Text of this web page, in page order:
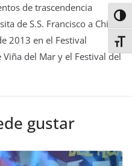
de trascendencia
de S.S. Francisco a Chile y
2013 en el Festival
del Mar y el Festival del
gustar